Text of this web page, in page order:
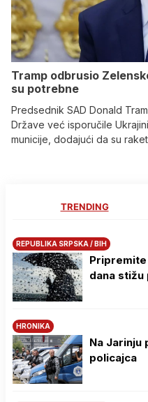
Tramp odbrusio
su potrebne
Predsednik SAD Donald
Države već isporučile
municije, dodajući da su
TRENDING
REPUBLIKA SRPSKA / BIH
dana stižu
HRONIKA
Na
policajca